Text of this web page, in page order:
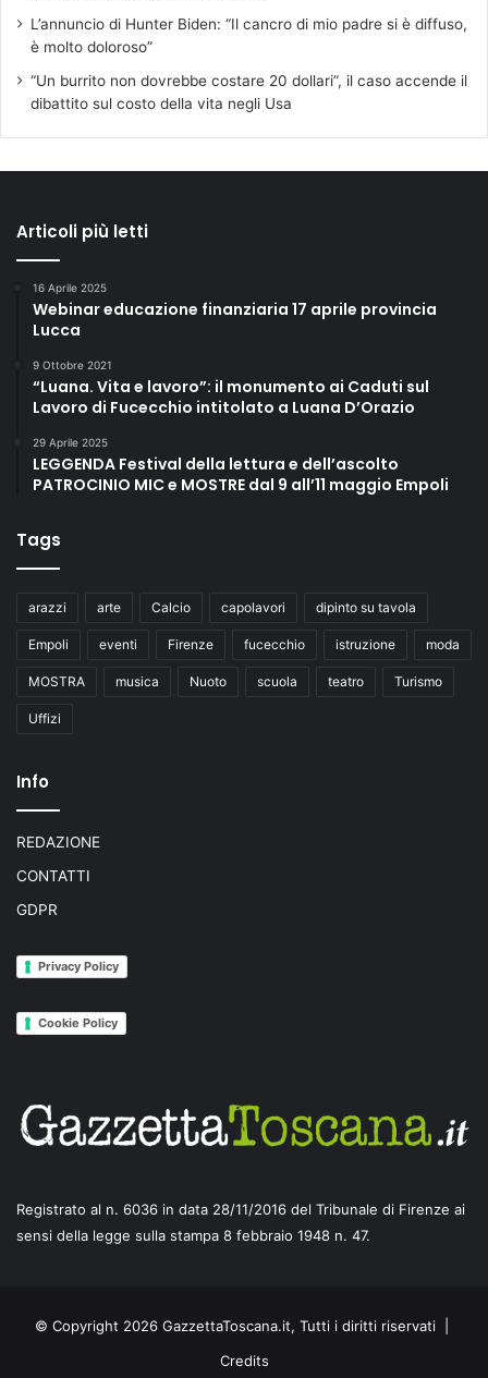
L’annuncio di Hunter Biden: “Il cancro di mio padre si è diffuso,
è molto doloroso”
“Un burrito non dovrebbe costare 20 dollari”, il caso accende il
dibattito sul costo della vita negli Usa
Articoli più letti
16 Aprile 2025
Webinar educazione finanziaria 17 aprile provincia
Lucca
9 Ottobre 2021
“Luana. Vita e lavoro”: il monumento ai Caduti sul
Lavoro di Fucecchio intitolato a Luana D’Orazio
29 Aprile 2025
LEGGENDA Festival della lettura e dell’ascolto
PATROCINIO MIC e MOSTRE dal 9 all’11 maggio Empoli
Tags
arazzi arte Calcio capolavori dipinto su tavola
Empoli eventi Firenze fucecchio istruzione moda
MOSTRA musica Nuoto scuola teatro Turismo
Uffizi
Info
REDAZIONE
CONTATTI
GDPR
Privacy Policy
Cookie Policy
Registrato al n. 6036 in data 28/11/2016 del Tribunale di Firenze ai
sensi della legge sulla stampa 8 febbraio 1948 n. 47.
© Copyright 2026 GazzettaToscana.it, Tutti i diritti riservati |
Credits